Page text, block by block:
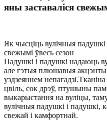
яны заставаліся
Як чысціць вулічныя падушкі
свежымі ўвесь сезон
Падушкі і падушкі надаюць
але гэтыя плюшавыя
уздзеяннем
цвіль, сок дрэў, птушыны
выкарыстання на вуліцы,
вулічныя падушкі і падушкі,
свежай і камфортнай.